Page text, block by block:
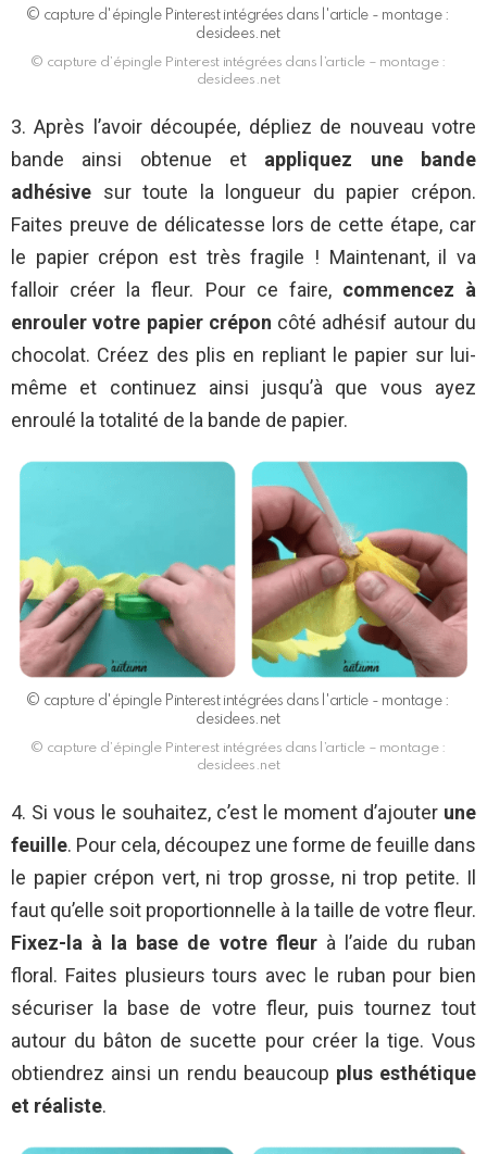
© capture d'épingle Pinterest intégrées dans l'article - montage :
desidees.net
© capture d’épingle Pinterest intégrées dans l’article – montage :
desidees.net
3. Après l’avoir découpée, dépliez de nouveau votre
bande ainsi obtenue et appliquez une bande
adhésive sur toute la longueur du papier crépon.
Faites preuve de délicatesse lors de cette étape, car
le papier crépon est très fragile ! Maintenant, il va
falloir créer la fleur. Pour ce faire, commencez à
enrouler votre papier crépon côté adhésif autour du
chocolat. Créez des plis en repliant le papier sur lui-
même et continuez ainsi jusqu’à que vous ayez
enroulé la totalité de la bande de papier.
© capture d'épingle Pinterest intégrées dans l'article - montage :
desidees.net
© capture d’épingle Pinterest intégrées dans l’article – montage :
desidees.net
4. Si vous le souhaitez, c’est le moment d’ajouter une
feuille. Pour cela, découpez une forme de feuille dans
le papier crépon vert, ni trop grosse, ni trop petite. Il
faut qu’elle soit proportionnelle à la taille de votre fleur.
Fixez-la à la base de votre fleurà l’aide du ruban
floral. Faites plusieurs tours avec le ruban pour bien
sécuriser la base de votre fleur, puis tournez tout
autour du bâton de sucette pour créer la tige. Vous
obtiendrez ainsi un rendu beaucoup plus esthétique
et réaliste.